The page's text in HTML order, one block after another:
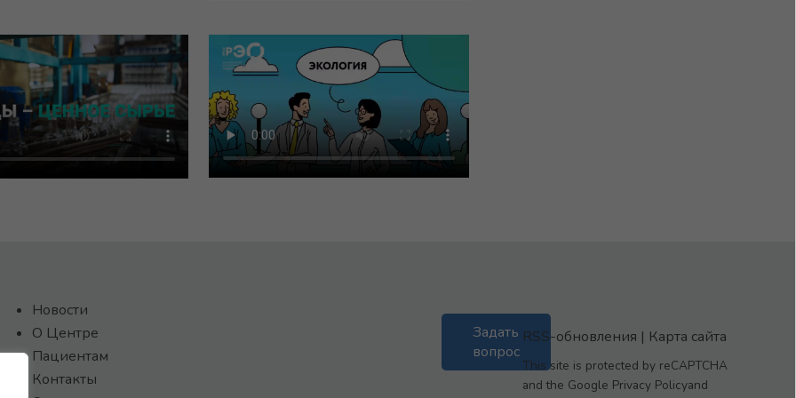
Новости
О Центре
Пациентам
Контакты
Задать
вопрос
RSS-обновления | Карта сайта
This site is protected by reCAPTCHA
and the Google Privacy Policyand